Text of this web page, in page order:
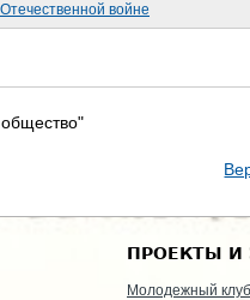
войне
ПРОЕКТЫ И
Молодежный клуб